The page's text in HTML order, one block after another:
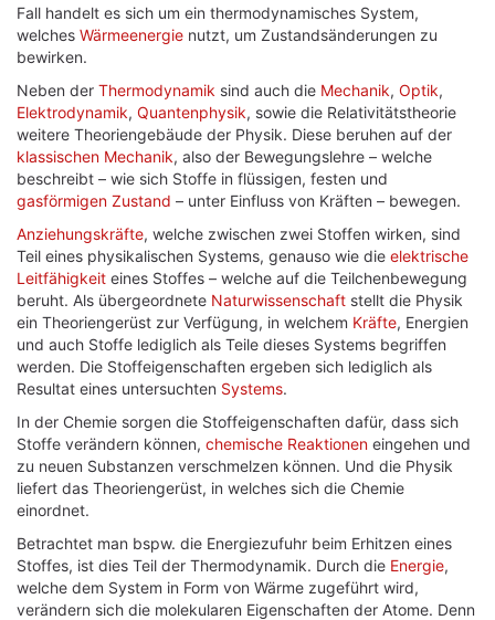
Fall handelt es sich um ein thermodynamisches System,
welches Wärmeenergie nutzt, um Zustandsänderungen zu
bewirken.
Neben der Thermodynamik sind auch die Mechanik, Optik,
Elektrodynamik, Quantenphysik, sowie die Relativitätstheorie
weitere Theoriengebäude der Physik. Diese beruhen auf der
klassischen Mechanik, also der Bewegungslehre – welche
beschreibt – wie sich Stoffe in flüssigen, festen und
gasförmigen Zustand – unter Einfluss von Kräften – bewegen.
Anziehungskräfte, welche zwischen zwei Stoffen wirken, sind
Teil eines physikalischen Systems, genauso wie die elektrische
Leitfähigkeit eines Stoffes – welche auf die Teilchenbewegung
beruht. Als übergeordnete Naturwissenschaft stellt die Physik
ein Theoriengerüst zur Verfügung, in welchem Kräfte, Energien
und auch Stoffe lediglich als Teile dieses Systems begriffen
werden. Die Stoffeigenschaften ergeben sich lediglich als
Resultat eines untersuchten Systems.
In der Chemie sorgen die Stoffeigenschaften dafür, dass sich
Stoffe verändern können, chemische Reaktionen eingehen und
zu neuen Substanzen verschmelzen können. Und die Physik
liefert das Theoriengerüst, in welches sich die Chemie
einordnet.
Betrachtet man bspw. die Energiezufuhr beim Erhitzen eines
Stoffes, ist dies Teil der Thermodynamik. Durch die Energie,
welche dem System in Form von Wärme zugeführt wird,
verändern sich die molekularen Eigenschaften der Atome. Denn